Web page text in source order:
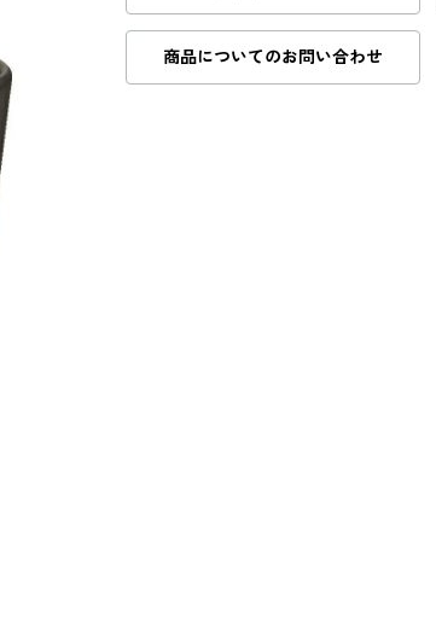
商品についてのお問い合わせ